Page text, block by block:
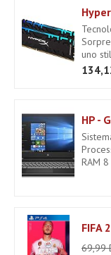
uno
RAM
FIFA
69,99